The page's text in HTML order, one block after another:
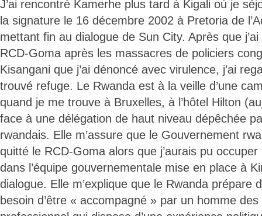
J’ai rencontré Kamerhe plus tard à Kigali où je
la signature le 16 décembre 2002 à Pretoria de
mettant fin au dialogue de Sun City. Après que
RCD-Goma après les massacres de policiers
Kisangani que j’ai dénoncé avec virulence, j’ai
trouvé refuge. Le Rwanda est à la veille d’une
quand je me trouve à Bruxelles, à l’hôtel Hilton
face à une délégation de haut niveau dépêchée
rwandais. Elle m’assure que le Gouvernement
quitté le RCD-Goma alors que j’aurais pu
dans l’équipe gouvernementale mise en place à
dialogue. Elle m’explique que le Rwanda prépare
besoin d’être « accompagné » par un homme